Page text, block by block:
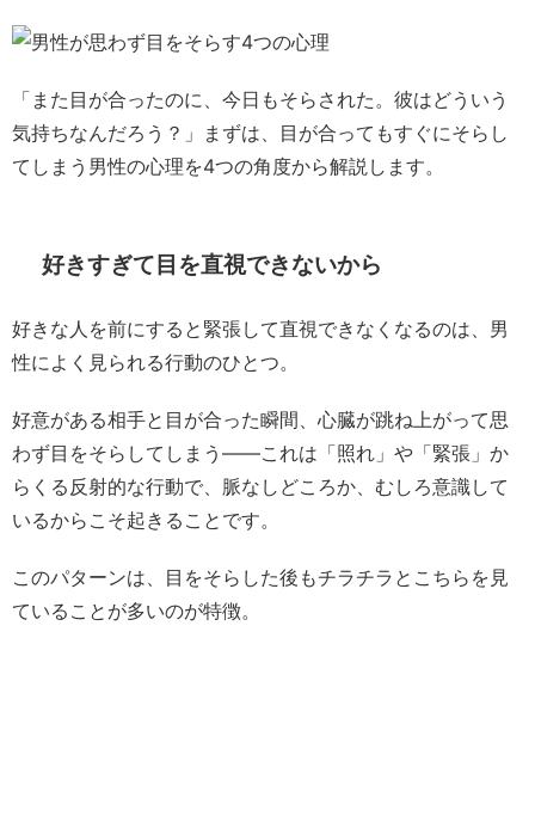
「また目が合ったのに、今日もそらされた。彼はどういう
気持ちなんだろう？」まずは、目が合ってもすぐにそらし
てしまう男性の心理を4つの角度から解説します。
好きすぎて目を直視できないから
好きな人を前にすると緊張して直視できなくなるのは、男
性によく見られる行動のひとつ。
好意がある相手と目が合った瞬間、心臓が跳ね上がって思
わず目をそらしてしまう——これは「照れ」や「緊張」か
らくる反射的な行動で、脈なしどころか、むしろ意識して
いるからこそ起きることです。
このパターンは、目をそらした後もチラチラとこちらを見
ていることが多いのが特徴。